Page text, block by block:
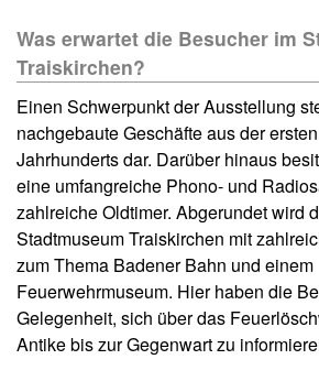
Was erwartet die Besucher im
Traiskirchen?
Einen Schwerpunkt der Ausstellung
nachgebaute Geschäfte aus der
Jahrhunderts dar. Darüber hinaus
eine umfangreiche Phono- und
zahlreiche Oldtimer. Abgerundet wird
Stadtmuseum Traiskirchen mit
zum Thema Badener Bahn und einem
Feuerwehrmuseum. Hier haben die
Gelegenheit, sich über das
Antike bis zur Gegenwart zu